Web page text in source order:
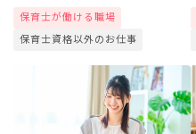
回復せず、再授与申請が必要で
す。「自分の免許はまだ使え...
保育士が働ける職場
保育士資格以外のお仕事